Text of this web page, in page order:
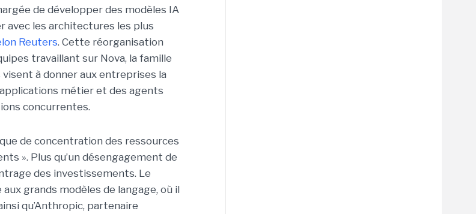
de développer des modèles IA
avec les architectures les plus
Reuters. Cette réorganisation
travaillant sur Nova, la famille
visent à donner aux entreprises la
métier et des agents
concurrentes.
de concentration des ressources
». Plus qu’un désengagement de
des investissements. Le
grands modèles de langage, où il
qu’Anthropic, partenaire